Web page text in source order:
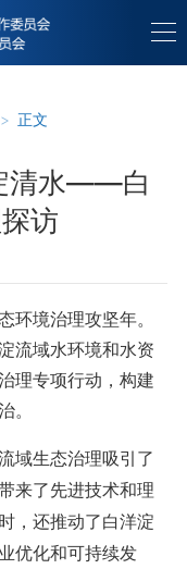
> 正文
清水——白
访
境治理攻坚年。
流域水环境和水资
理专项行动，构建
。
生态治理吸引了
来了先进技术和理
，还推动了白洋淀
优化和可持续发